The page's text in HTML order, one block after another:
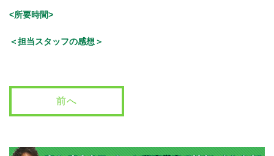
<所要時間>
＜担当スタッフの感想＞
前へ